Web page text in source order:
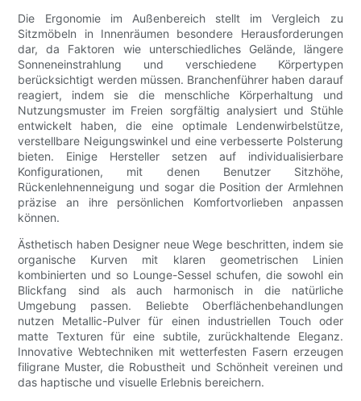
Die Ergonomie im Außenbereich stellt im Vergleich zu
Sitzmöbeln in Innenräumen besondere Herausforderungen
dar, da Faktoren wie unterschiedliches Gelände, längere
Sonneneinstrahlung und verschiedene Körpertypen
berücksichtigt werden müssen. Branchenführer haben darauf
reagiert, indem sie die menschliche Körperhaltung und
Nutzungsmuster im Freien sorgfältig analysiert und Stühle
entwickelt haben, die eine optimale Lendenwirbelstütze,
verstellbare Neigungswinkel und eine verbesserte Polsterung
bieten. Einige Hersteller setzen auf individualisierbare
Konfigurationen, mit denen Benutzer Sitzhöhe,
Rückenlehnenneigung und sogar die Position der Armlehnen
präzise an ihre persönlichen Komfortvorlieben anpassen
können.
Ästhetisch haben Designer neue Wege beschritten, indem sie
organische Kurven mit klaren geometrischen Linien
kombinierten und so Lounge-Sessel schufen, die sowohl ein
Blickfang sind als auch harmonisch in die natürliche
Umgebung passen. Beliebte Oberflächenbehandlungen
nutzen Metallic-Pulver für einen industriellen Touch oder
matte Texturen für eine subtile, zurückhaltende Eleganz.
Innovative Webtechniken mit wetterfesten Fasern erzeugen
filigrane Muster, die Robustheit und Schönheit vereinen und
das haptische und visuelle Erlebnis bereichern.